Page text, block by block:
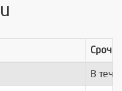
В